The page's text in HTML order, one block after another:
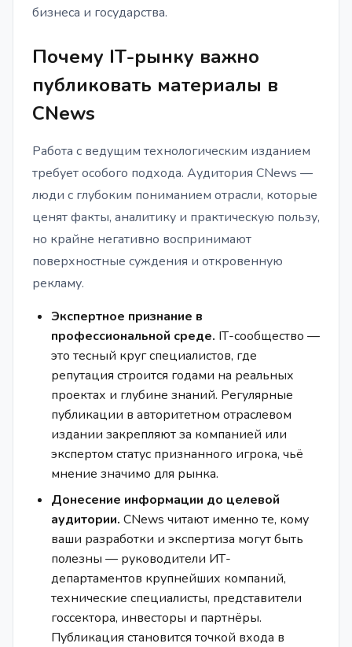
бизнеса и государства.
Почему IТ-рынку важно
публиковать материалы в
CNews
Работа с ведущим технологическим изданием
требует особого подхода. Аудитория CNews —
люди с глубоким пониманием отрасли, которые
ценят факты, аналитику и практическую пользу,
но крайне негативно воспринимают
поверхностные суждения и откровенную
рекламу.
Экспертное признание в
профессиональной среде. IТ-сообщество —
это тесный круг специалистов, где
репутация строится годами на реальных
проектах и глубине знаний. Регулярные
публикации в авторитетном отраслевом
издании закрепляют за компанией или
экспертом статус признанного игрока, чьё
мнение значимо для рынка.
Донесение информации до целевой
аудитории. CNews читают именно те, кому
ваши разработки и экспертиза могут быть
полезны — руководители ИТ-
департаментов крупнейших компаний,
технические специалисты, представители
госсектора, инвесторы и партнёры.
Публикация становится точкой входа в